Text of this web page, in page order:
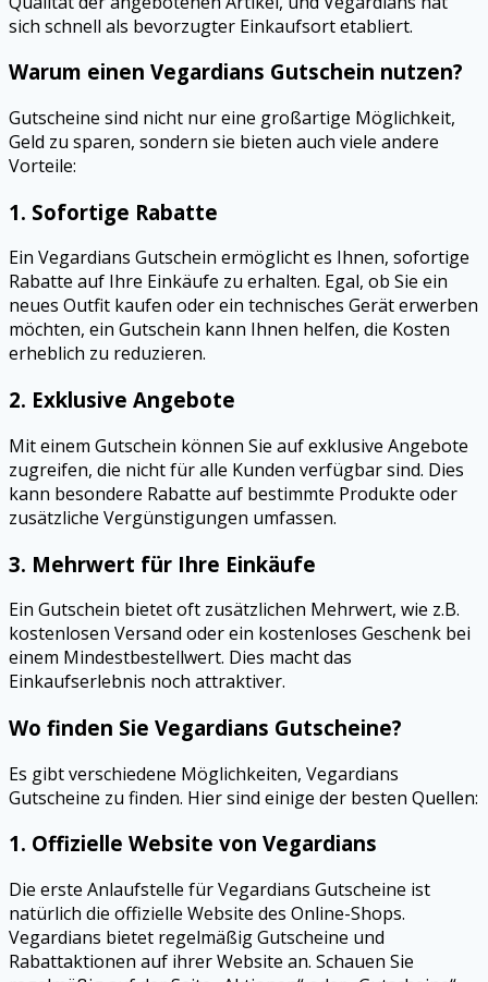
sich schnell als bevorzugter Einkaufsort etabliert.
Warum einen Vegardians Gutschein nutzen?
Gutscheine sind nicht nur eine großartige Möglichkeit,
Geld zu sparen, sondern sie bieten auch viele andere
Vorteile:
1. Sofortige Rabatte
Ein Vegardians Gutschein ermöglicht es Ihnen, sofortige
Rabatte auf Ihre Einkäufe zu erhalten. Egal, ob Sie ein
neues Outfit kaufen oder ein technisches Gerät erwerben
möchten, ein Gutschein kann Ihnen helfen, die Kosten
erheblich zu reduzieren.
2. Exklusive Angebote
Mit einem Gutschein können Sie auf exklusive Angebote
zugreifen, die nicht für alle Kunden verfügbar sind. Dies
kann besondere Rabatte auf bestimmte Produkte oder
zusätzliche Vergünstigungen umfassen.
3. Mehrwert für Ihre Einkäufe
Ein Gutschein bietet oft zusätzlichen Mehrwert, wie z.B.
kostenlosen Versand oder ein kostenloses Geschenk bei
einem Mindestbestellwert. Dies macht das
Einkaufserlebnis noch attraktiver.
Wo finden Sie Vegardians Gutscheine?
Es gibt verschiedene Möglichkeiten, Vegardians
Gutscheine zu finden. Hier sind einige der besten Quellen:
1. Offizielle Website von Vegardians
Die erste Anlaufstelle für Vegardians Gutscheine ist
natürlich die offizielle Website des Online-Shops.
Vegardians bietet regelmäßig Gutscheine und
Rabattaktionen auf ihrer Website an. Schauen Sie